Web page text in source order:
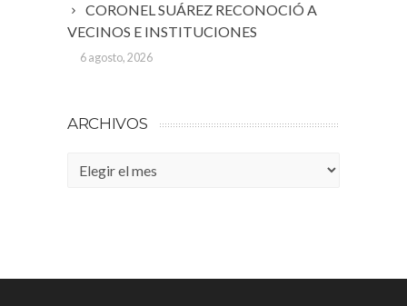
CORONEL SUÁREZ RECONOCIÓ A
VECINOS E INSTITUCIONES
6 agosto, 2026
ARCHIVOS
Archivos